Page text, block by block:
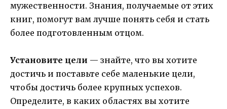
мужественности. Знания, получаемые от этих
книг, помогут вам лучше понять себя и стать
более подготовленным отцом.
Установите цели — знайте, что вы хотите
достичь и поставьте себе маленькие цели,
чтобы достичь более крупных успехов.
Определите, в каких областях вы хотите